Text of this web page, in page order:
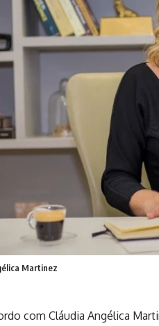
Martinez
com Cláudia Angélica